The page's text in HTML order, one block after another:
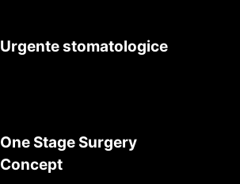
Urgente stomatologice
One Stage Surgery
Concept